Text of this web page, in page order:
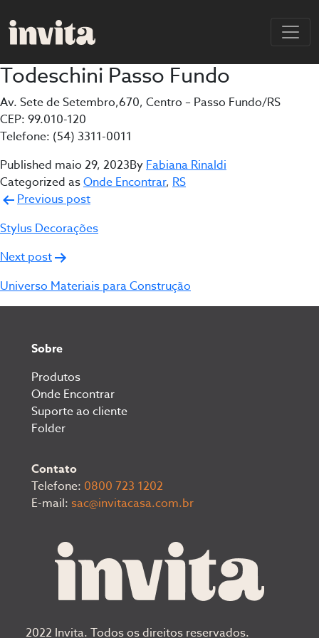
Todeschini Passo Fundo
Av. Sete de Setembro,670, Centro – Passo Fundo/RS
CEP: 99.010-120
Telefone: (54) 3311-0011
Published maio 29, 2023ByFabiana Rinaldi
Categorized asOnde Encontrar, RS
Navegação
de
Post
Previous post
Stylus Decorações
Next post
Universo Materiais para Construção
Sobre
Produtos
Onde Encontrar
Suporte ao cliente
Folder
Contato
Telefone: 0800 723 1202
E-mail: sac@invitacasa.com.br
2022 Invita. Todos os direitos reservados.